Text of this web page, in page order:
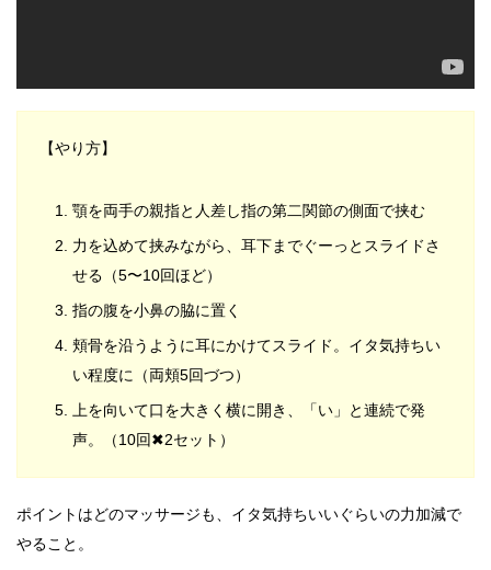
【やり方】
顎を両手の親指と人差し指の第二関節の側面で挟む
力を込めて挟みながら、耳下までぐーっとスライドさ
せる（5〜10回ほど）
指の腹を小鼻の脇に置く
頬骨を沿うように耳にかけてスライド。イタ気持ちい
い程度に（両頬5回づつ）
上を向いて口を大きく横に開き、「い」と連続で発
声。（10回✖2セット）
ポイントはどのマッサージも、イタ気持ちいいぐらいの力加減で
やること。